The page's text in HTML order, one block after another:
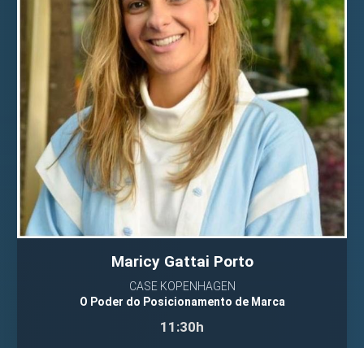
Maricy Gattai Porto
CASE KOPENHAGEN
O Poder do Posicionamento de Marca
11:30h